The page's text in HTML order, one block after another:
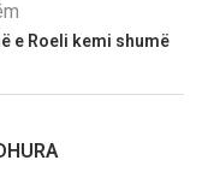
e Roeli kemi shumë